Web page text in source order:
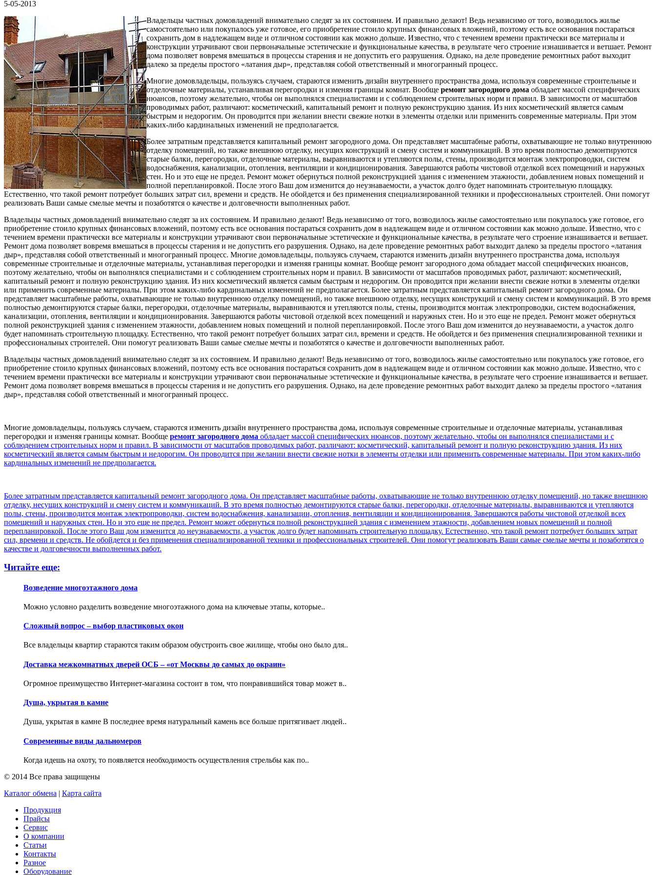
5-05-2013
Владельцы частных домовладений внимательно следят за их состоянием. И правильно делают! Ведь независимо от того, возводилось жилье
самостоятельно или покупалось уже готовое, его приобретение стоило крупных финансовых вложений, поэтому есть все основания постараться
сохранить дом в надлежащем виде и отличном состоянии как можно дольше. Известно, что с течением времени практически все материалы и
конструкции утрачивают свои первоначальные эстетические и функциональные качества, в результате чего строение изнашивается и ветшает. Ремонт
дома позволяет вовремя вмешаться в процессы старения и не допустить его разрушения. Однако, на деле проведение ремонтных работ выходит
далеко за пределы простого «латания дыр», представляя собой ответственный и многогранный процесс.
Многие домовладельцы, пользуясь случаем, стараются изменить дизайн внутреннего пространства дома, используя современные строительные и
отделочные материалы, устанавливая перегородки и изменяя границы комнат. Вообще ремонт загородного дома обладает массой специфических
нюансов, поэтому желательно, чтобы он выполнялся специалистами и с соблюдением строительных норм и правил. В зависимости от масштабов
проводимых работ, различают: косметический, капитальный ремонт и полную реконструкцию здания. Из них косметический является самым
быстрым и недорогим. Он проводится при желании внести свежие нотки в элементы отделки или применить современные материалы. При этом
каких-либо кардинальных изменений не предполагается.
Более затратным представляется капитальный ремонт загородного дома. Он представляет масштабные работы, охватывающие не только внутреннюю
отделку помещений, но также внешнюю отделку, несущих конструкций и смену систем и коммуникаций. В это время полностью демонтируются
старые балки, перегородки, отделочные материалы, выравниваются и утепляются полы, стены, производится монтаж электропроводки, систем
водоснабжения, канализации, отопления, вентиляции и кондиционирования. Завершаются работы чистовой отделкой всех помещений и наружных
стен. Но и это еще не предел. Ремонт может обернуться полной реконструкцией здания с изменением этажности, добавлением новых помещений и
полной перепланировкой. После этого Ваш дом изменится до неузнаваемости, а участок долго будет напоминать строительную площадку.
Естественно, что такой ремонт потребует больших затрат сил, времени и средств. Не обойдется и без применения специализированной техники и профессиональных строителей. Они помогут
реализовать Ваши самые смелые мечты и позаботятся о качестве и долговечности выполненных работ.
Владельцы частных домовладений внимательно следят за их состоянием. И правильно делают! Ведь независимо от того, возводилось жилье самостоятельно или покупалось уже готовое, его
приобретение стоило крупных финансовых вложений, поэтому есть все основания постараться сохранить дом в надлежащем виде и отличном состоянии как можно дольше. Известно, что с
течением времени практически все материалы и конструкции утрачивают свои первоначальные эстетические и функциональные качества, в результате чего строение изнашивается и ветшает.
Ремонт дома позволяет вовремя вмешаться в процессы старения и не допустить его разрушения. Однако, на деле проведение ремонтных работ выходит далеко за пределы простого «латания
дыр», представляя собой ответственный и многогранный процесс. Многие домовладельцы, пользуясь случаем, стараются изменить дизайн внутреннего пространства дома, используя
современные строительные и отделочные материалы, устанавливая перегородки и изменяя границы комнат. Вообще ремонт загородного дома обладает массой специфических нюансов,
поэтому желательно, чтобы он выполнялся специалистами и с соблюдением строительных норм и правил. В зависимости от масштабов проводимых работ, различают: косметический,
капитальный ремонт и полную реконструкцию здания. Из них косметический является самым быстрым и недорогим. Он проводится при желании внести свежие нотки в элементы отделки
или применить современные материалы. При этом каких-либо кардинальных изменений не предполагается. Более затратным представляется капитальный ремонт загородного дома. Он
представляет масштабные работы, охватывающие не только внутреннюю отделку помещений, но также внешнюю отделку, несущих конструкций и смену систем и коммуникаций. В это время
полностью демонтируются старые балки, перегородки, отделочные материалы, выравниваются и утепляются полы, стены, производится монтаж электропроводки, систем водоснабжения,
канализации, отопления, вентиляции и кондиционирования. Завершаются работы чистовой отделкой всех помещений и наружных стен. Но и это еще не предел. Ремонт может обернуться
полной реконструкцией здания с изменением этажности, добавлением новых помещений и полной перепланировкой. После этого Ваш дом изменится до неузнаваемости, а участок долго
будет напоминать строительную площадку. Естественно, что такой ремонт потребует больших затрат сил, времени и средств. Не обойдется и без применения специализированной техники и
профессиональных строителей. Они помогут реализовать Ваши самые смелые мечты и позаботятся о качестве и долговечности выполненных работ.
Владельцы частных домовладений внимательно следят за их состоянием. И правильно делают! Ведь независимо от того, возводилось жилье самостоятельно или покупалось уже готовое, его
приобретение стоило крупных финансовых вложений, поэтому есть все основания постараться сохранить дом в надлежащем виде и отличном состоянии как можно дольше. Известно, что с
течением времени практически все материалы и конструкции утрачивают свои первоначальные эстетические и функциональные качества, в результате чего строение изнашивается и ветшает.
Ремонт дома позволяет вовремя вмешаться в процессы старения и не допустить его разрушения. Однако, на деле проведение ремонтных работ выходит далеко за пределы простого «латания
дыр», представляя собой ответственный и многогранный процесс.
Многие домовладельцы, пользуясь случаем, стараются изменить дизайн внутреннего пространства дома, используя современные строительные и отделочные материалы, устанавливая
перегородки и изменяя границы комнат. Вообще ремонт загородного дома обладает массой специфических нюансов, поэтому желательно, чтобы он выполнялся специалистами и с
соблюдением строительных норм и правил. В зависимости от масштабов проводимых работ, различают: косметический, капитальный ремонт и полную реконструкцию здания. Из них
косметический является самым быстрым и недорогим. Он проводится при желании внести свежие нотки в элементы отделки или применить современные материалы. При этом каких-либо
кардинальных изменений не предполагается.
Более затратным представляется капитальный ремонт загородного дома. Он представляет масштабные работы, охватывающие не только внутреннюю отделку помещений, но также внешнюю
отделку, несущих конструкций и смену систем и коммуникаций. В это время полностью демонтируются старые балки, перегородки, отделочные материалы, выравниваются и утепляются
полы, стены, производится монтаж электропроводки, систем водоснабжения, канализации, отопления, вентиляции и кондиционирования. Завершаются работы чистовой отделкой всех
помещений и наружных стен. Но и это еще не предел. Ремонт может обернуться полной реконструкцией здания с изменением этажности, добавлением новых помещений и полной
перепланировкой. После этого Ваш дом изменится до неузнаваемости, а участок долго будет напоминать строительную площадку. Естественно, что такой ремонт потребует больших затрат
сил, времени и средств. Не обойдется и без применения специализированной техники и профессиональных строителей. Они помогут реализовать Ваши самые смелые мечты и позаботятся о
качестве и долговечности выполненных работ.
Читайте еще:
Возведение многоэтажного дома
Можно условно разделить возведение многоэтажного дома на ключевые этапы, которые..
Сложный вопрос – выбор пластиковых окон
Все владельцы квартир стараются таким образом обустроить свое жилище, чтобы оно было для..
Доставка межкомнатных дверей ОСБ – «от Москвы до самых до окраин»
Огромное преимущество Интернет-магазина состоит в том, что понравившийся товар может в..
Душа, укрытая в камне
Душа, укрытая в камне В последнее время натуральный камень все больше притягивает людей..
Современные виды дальномеров
Когда идешь на охоту, то появляется необходимость осуществления стрельбы как по..
© 2014 Все права защищены
Каталог обмена | Карта сайта
Продукция
Прайсы
Сервис
О компании
Статьи
Контакты
Разное
Оборудование